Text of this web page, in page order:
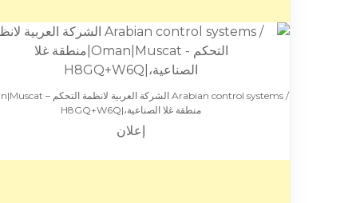
منطقة غلا الصناعية،|H8GQ+W6Q
إعلان